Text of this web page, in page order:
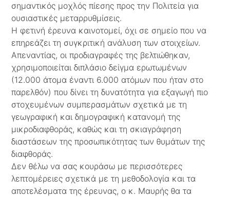
σημαντικός μοχλός πίεσης προς την Πολιτεία για
ουσιαστικές μεταρρυθμίσεις.
Η φετινή έρευνα καινοτομεί, όχι σε σημείο που να
επηρεάζει τη συγκριτική ανάλυση των στοιχείων.
Απεναντίας, οι προδιαγραφές της βελτιώθηκαν,
χρησιμοποιείται διπλάσιο δείγμα ερωτωμένων
(12.000 άτομα έναντι 6.000 ατόμων που ήταν στο
παρελθόν) που δίνει τη δυνατότητα για εξαγωγή πιο
στοχευμένων συμπερασμάτων σχετικά με τη
γεωγραφική και δημογραφική κατανομή της
μικροδιαφθοράς, καθώς και τη σκιαγράφηση
διαστάσεων της προσωπικότητας των θυμάτων της
διαφθοράς.
Δεν θέλω να σας κουράσω με περισσότερες
λεπτομέρειες σχετικά με τη μεθοδολογία και τα
αποτελέσματα της έρευνας, ο κ. Μαυρής θα τα